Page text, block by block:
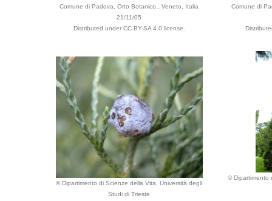
Comune di Padova, Orto Botanico., Veneto, Italia
21/11/05
Distributed under CC BY-SA 4.0 license.
Comune di
© Dipartimento di Scienze della Vita, Università degli
Studi di Trieste
© Dipartimento